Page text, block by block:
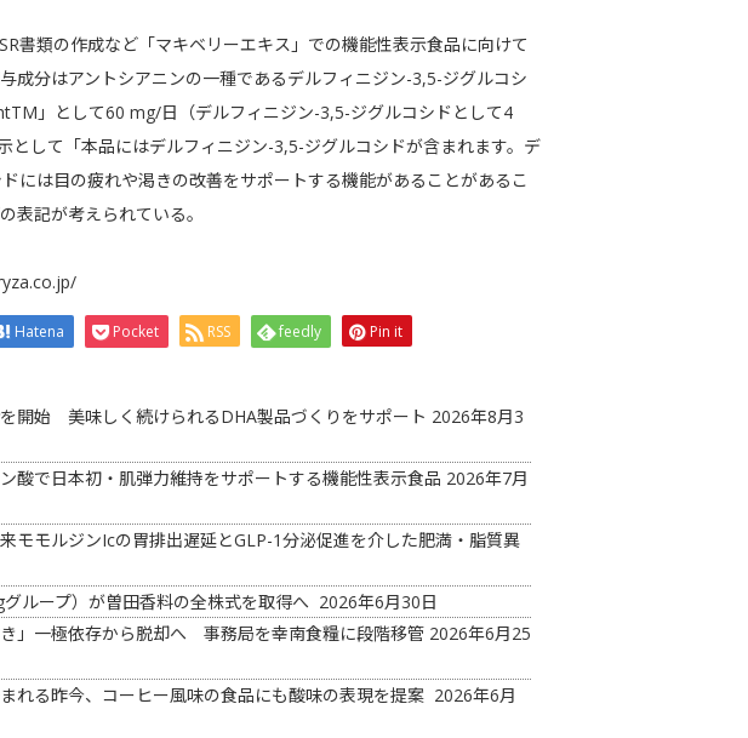
書類の作成など「マキベリーエキス」での機能性表示食品に向けて
成分はアントシアニンの一種であるデルフィニジン-3,5-ジグルコシ
」として60 mg/日（デルフィニジン-3,5-ジグルコシドとして4
として「本品にはデルフィニジン-3,5-ジグルコシドが含まれます。デ
には目の疲れや渇きの改善をサポートする機能があることがあるこ
表記が考えられている。
Hatena Pocket RSS feedly Pin it
開始 美味しく続けられるDHA製品づくりをサポート 2026年8月3
酸で日本初・肌弾力維持をサポートする機能性表示食品 2026年7月
モモルジンIcの胃排出遅延とGLP-1分泌促進を介した肥満・脂質異
ループ）が曽田香料の全株式を取得へ 2026年6月30日
」一極依存から脱却へ 事務局を幸南食糧に段階移管 2026年6月25
れる昨今、コーヒー風味の食品にも酸味の表現を提案 2026年6月